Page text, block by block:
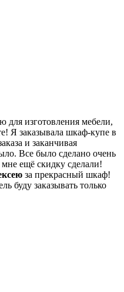
для изготовления мебели,
Я заказывала шкаф-купе в
и заканчивая
Все было сделано очень
ещё скидку сделали!
за прекрасный шкаф!
буду заказывать только